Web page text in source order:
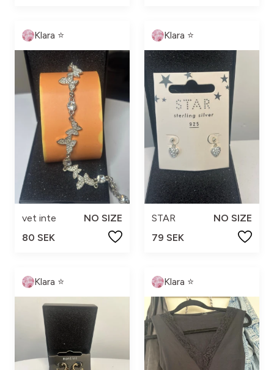
Klara ⭐️
vet inte
NO SIZE
80 SEK
Klara ⭐️
STAR
NO SIZE
79 SEK
Klara ⭐️ Klara ⭐️